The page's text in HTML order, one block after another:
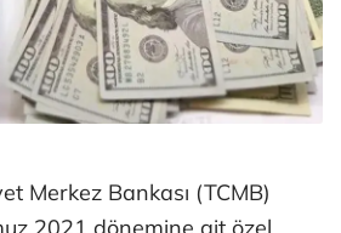
Merkez Bankası (TCMB)